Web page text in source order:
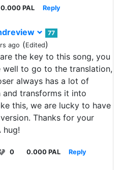
0.000 PAL Reply
77
ago (Edited)
the key to this song, you
well to go to the translation,
always has a lot of
and transforms it into
this, we are lucky to have
Thanks for your
hug!
0 0.000 PAL Reply